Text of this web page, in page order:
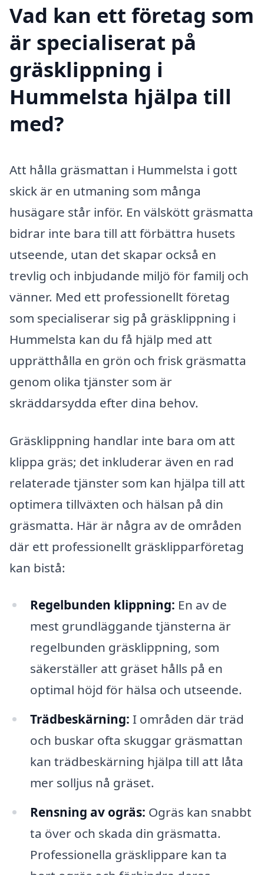
Vad kan ett företag som
är specialiserat på
gräsklippning i
Hummelsta hjälpa till
med?
Att hålla gräsmattan i Hummelsta i gott
skick är en utmaning som många
husägare står inför. En välskött gräsmatta
bidrar inte bara till att förbättra husets
utseende, utan det skapar också en
trevlig och inbjudande miljö för familj och
vänner. Med ett professionellt företag
som specialiserar sig på gräsklippning i
Hummelsta kan du få hjälp med att
upprätthålla en grön och frisk gräsmatta
genom olika tjänster som är
skräddarsydda efter dina behov.
Gräsklippning handlar inte bara om att
klippa gräs; det inkluderar även en rad
relaterade tjänster som kan hjälpa till att
optimera tillväxten och hälsan på din
gräsmatta. Här är några av de områden
där ett professionellt gräsklipparföretag
kan bistå:
Regelbunden klippning: En av de
mest grundläggande tjänsterna är
regelbunden gräsklippning, som
säkerställer att gräset hålls på en
optimal höjd för hälsa och utseende.
Trädbeskärning: I områden där träd
och buskar ofta skuggar gräsmattan
kan trädbeskärning hjälpa till att låta
mer solljus nå gräset.
Rensning av ogräs: Ogräs kan snabbt
ta över och skada din gräsmatta.
Professionella gräsklippare kan ta